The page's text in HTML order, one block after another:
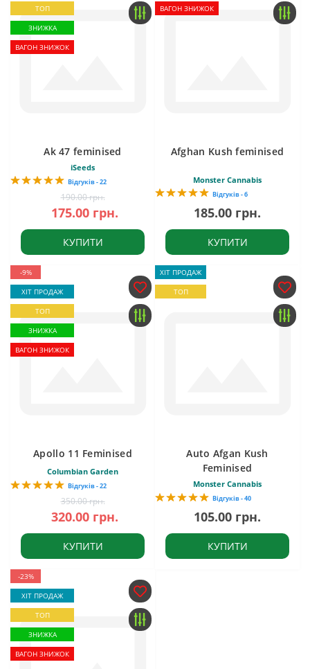
ТОП
ЗНИЖКА
ВАГОН ЗНИЖОК
Ak 47 feminised
iSeeds
Відгуків - 22
190.00 грн.
175.00 грн.
КУПИТИ
ВАГОН ЗНИЖОК
Afghan Kush feminised
Monster Cannabis
Відгуків - 6
185.00 грн.
КУПИТИ
-9%
ХІТ ПРОДАЖ
ТОП
ЗНИЖКА
ВАГОН ЗНИЖОК
Apollo 11 Feminised
Columbian Garden
Відгуків - 22
350.00 грн.
320.00 грн.
КУПИТИ
ХІТ ПРОДАЖ
ТОП
Auto Afgan Kush
Feminised
Monster Cannabis
Відгуків - 40
105.00 грн.
КУПИТИ
-23%
ХІТ ПРОДАЖ
ТОП
ЗНИЖКА
ВАГОН ЗНИЖОК